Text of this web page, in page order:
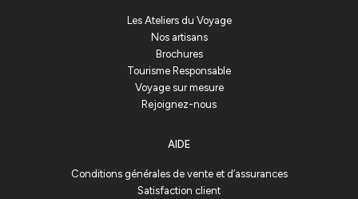
Les Ateliers du Voyage
Nos artisans
Brochures
Tourisme Responsable
Voyage sur mesure
Rejoignez-nous
AIDE
Conditions générales de vente et d’assurances
Satisfaction client